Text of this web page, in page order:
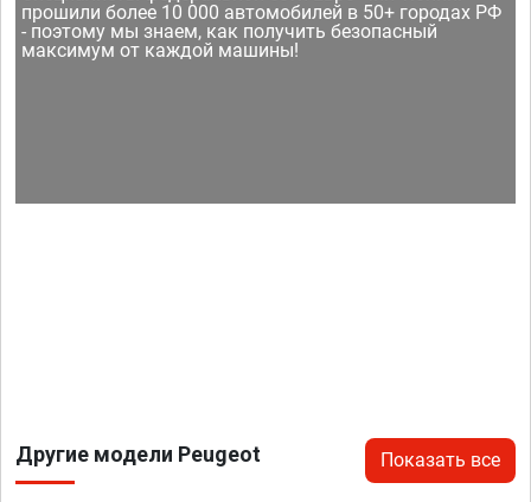
прошили более 10 000 автомобилей в 50+ городах РФ
- поэтому мы знаем, как получить безопасный
максимум от каждой машины!
Другие модели Peugeot Показать все